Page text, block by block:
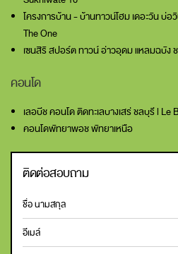
โครงการบ้าน - บ้านทาวน์โฮม เดอะวัน บ่
The One
เซนสิริ สปอร์ต ทาวน์ อ่าวอุดม แหลมฉบัง
คอนโด
เลอบีช คอนโด ติดทะเลบางเสร่ ชลบุรี l
คอนโดพัทยาพอช พัทยาเหนือ
ติดต่อสอบถาม